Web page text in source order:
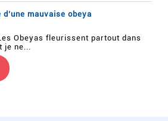
mauvaise obeya
Obeyas fleurissent partout dans
ne...